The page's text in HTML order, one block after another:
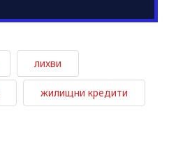
лихви
жилищни кредити